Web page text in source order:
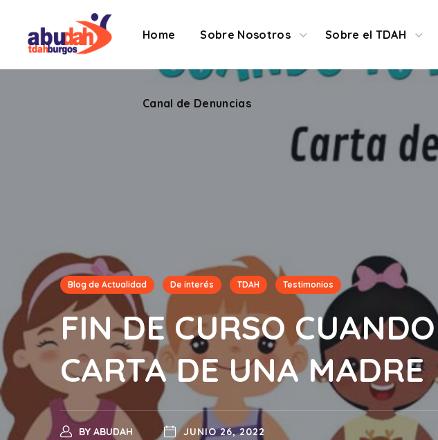
Home Sobre Nosotros Sobre el TDAH
Canal de Denuncias
Contacto Canal de Denuncias
Blog de Actualidad De interés TDAH Testimonios
FIN DE CURSO
CARTA DE UNA MADRE
BY ABUDAH JUNIO 26, 2022